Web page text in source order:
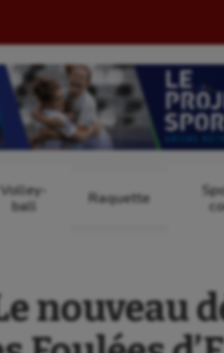
Volley-
ball
Raquette
nouveau